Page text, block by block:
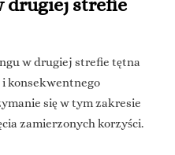
drugiej strefie
w drugiej strefie tętna
i konsekwentnego
się w tym zakresie
zamierzonych korzyści.